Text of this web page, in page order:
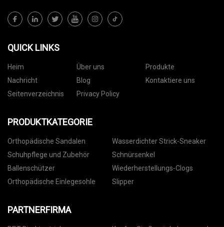
QUICK LINKS
Heim Über uns
Produkte
Nachricht
Blog
Kontaktiere uns
Seitenverzeichnis
Privacy Policy
PRODUKTKATEGORIE
Orthopädische Sandalen
Wasserdichter Strick-Sneaker
Schuhpflege und Zubehör
Schnürsenkel
Ballenschützer
Wiederherstellungs-Clogs
Orthopädische Einlegesohle
Slipper
PARTNERFIRMA